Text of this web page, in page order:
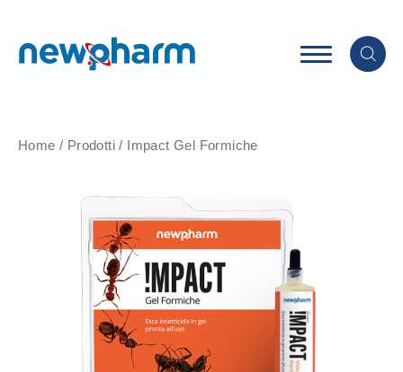
Home / Prodotti / Impact Gel Formiche